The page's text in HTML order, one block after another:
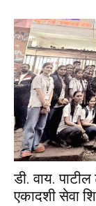
डी. वाय.
एकादशी सेवा